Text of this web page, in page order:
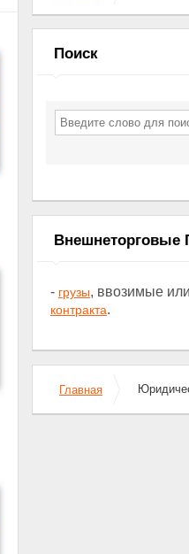
Поиск
Внешнеторговые
- грузы, ввозимые
контракта.
Главная